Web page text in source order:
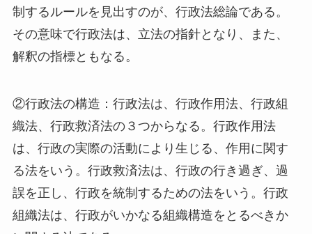
制するルールを見出すのが、行政法総論である。
その意味で行政法は、立法の指針となり、また、
解釈の指標ともなる。
②行政法の構造：行政法は、行政作用法、行政組
織法、行政救済法の３つからなる。行政作用法
は、行政の実際の活動により生じる、作用に関す
る法をいう。行政救済法は、行政の行き過ぎ、過
誤を正し、行政を統制するための法をいう。行政
組織法は、行政がいかなる組織構造をとるべきか